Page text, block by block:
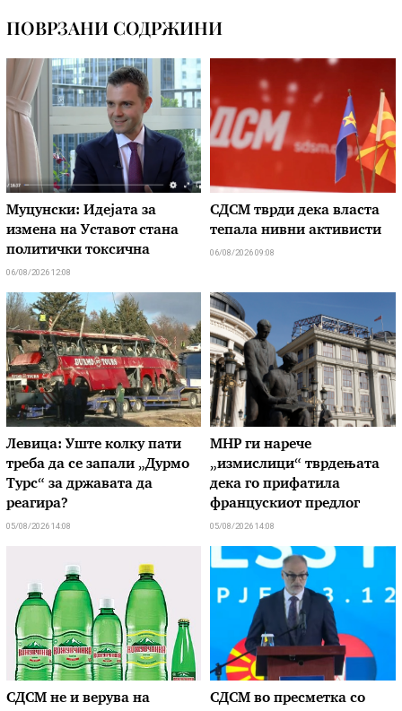
ПОВРЗАНИ СОДРЖИНИ
Муцунски: Идејата за
измена на Уставот стана
политички токсична
06/08/2026 12:08
СДСМ тврди дека власта
тепала нивни активисти
06/08/2026 09:08
Левица: Уште колку пати
треба да се запали „Дурмо
Турс“ за државата да
реагира?
05/08/2026 14:08
МНР ги нарече
„измислици“ тврдењата
дека го прифатила
францускиот предлог
05/08/2026 14:08
СДСМ не и верува на
СДСМ во пресметка со